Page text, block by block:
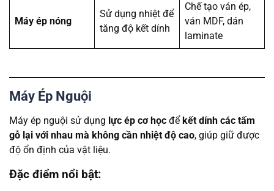
Máy ép nóng
Sử dụng nhiệt để
tăng độ kết dính
Chế tạo ván ép,
ván MDF, dán
laminate
Máy Ép Nguội
Máy ép nguội sử dụng lực ép cơ học đểkết dính các tấm
gỗ lại với nhau mà không cần nhiệt độ cao, giúp giữ được
độ ổn định của vật liệu.
Đặc điểm nổi bật: